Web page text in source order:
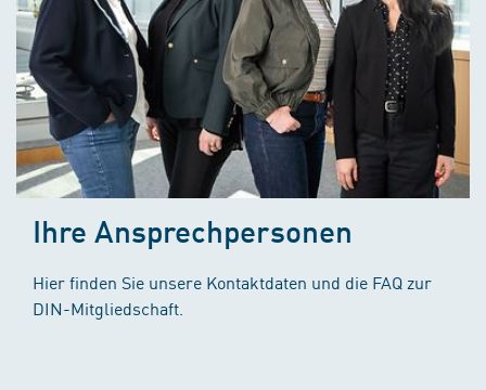
Ihre Ansprechpersonen
Hier finden Sie unsere Kontaktdaten und die FAQ zur
DIN-Mitgliedschaft.